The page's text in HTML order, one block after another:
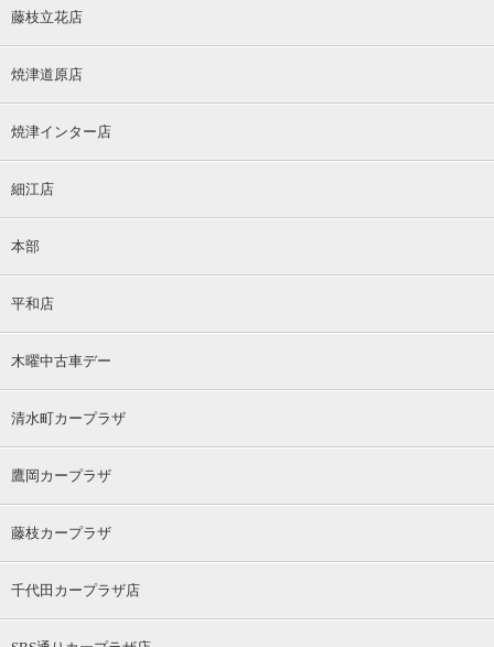
藤枝立花店
焼津道原店
焼津インター店
細江店
本部
平和店
木曜中古車デー
清水町カープラザ
鷹岡カープラザ
藤枝カープラザ
千代田カープラザ店